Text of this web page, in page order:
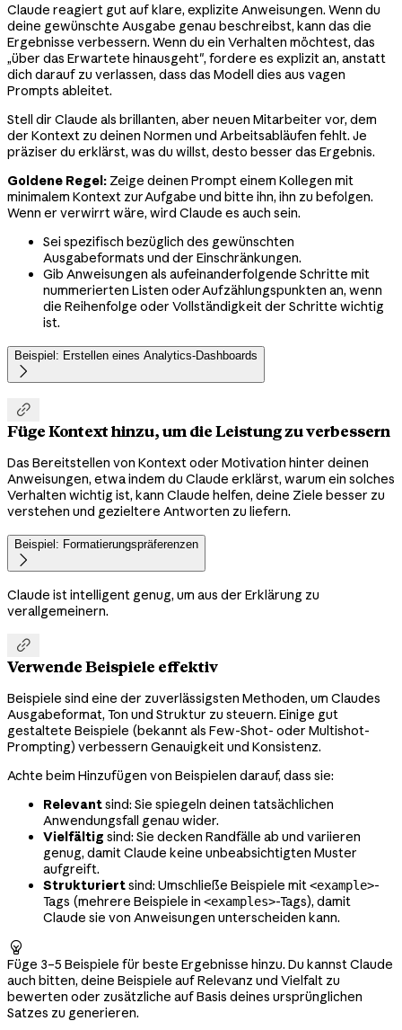
Claude reagiert gut auf klare, explizite Anweisungen. Wenn du
deine gewünschte Ausgabe genau beschreibst, kann das die
Ergebnisse verbessern. Wenn du ein Verhalten möchtest, das
„über das Erwartete hinausgeht", fordere es explizit an, anstatt
dich darauf zu verlassen, dass das Modell dies aus vagen
Prompts ableitet.
Stell dir Claude als brillanten, aber neuen Mitarbeiter vor, dem
der Kontext zu deinen Normen und Arbeitsabläufen fehlt. Je
präziser du erklärst, was du willst, desto besser das Ergebnis.
Goldene Regel: Zeige deinen Prompt einem Kollegen mit
minimalem Kontext zur Aufgabe und bitte ihn, ihn zu befolgen.
Wenn er verwirrt wäre, wird Claude es auch sein.
Sei spezifisch bezüglich des gewünschten
Ausgabeformats und der Einschränkungen.
Gib Anweisungen als aufeinanderfolgende Schritte mit
nummerierten Listen oder Aufzählungspunkten an, wenn
die Reihenfolge oder Vollständigkeit der Schritte wichtig
ist.
Beispiel: Erstellen eines Analytics-Dashboards


Füge Kontext hinzu, um die Leistung zu verbessern
Das Bereitstellen von Kontext oder Motivation hinter deinen
Anweisungen, etwa indem du Claude erklärst, warum ein solches
Verhalten wichtig ist, kann Claude helfen, deine Ziele besser zu
verstehen und gezieltere Antworten zu liefern.
Beispiel: Formatierungspräferenzen

Claude ist intelligent genug, um aus der Erklärung zu
verallgemeinern.

Verwende Beispiele effektiv
Beispiele sind eine der zuverlässigsten Methoden, um Claudes
Ausgabeformat, Ton und Struktur zu steuern. Einige gut
gestaltete Beispiele (bekannt als Few-Shot- oder Multishot-
Prompting) verbessern Genauigkeit und Konsistenz.
Achte beim Hinzufügen von Beispielen darauf, dass sie:
Relevantsind: Sie spiegeln deinen tatsächlichen
Anwendungsfall genau wider.
Vielfältig sind: Sie decken Randfälle ab und variieren
genug, damit Claude keine unbeabsichtigten Muster
aufgreift.
Strukturiertsind: Umschließe Beispiele mit<example>-
Tags (mehrere Beispiele in <examples>-Tags), damit
Claude sie von Anweisungen unterscheiden kann.

Füge 3–5 Beispiele für beste Ergebnisse hinzu. Du kannst Claude
auch bitten, deine Beispiele auf Relevanz und Vielfalt zu
bewerten oder zusätzliche auf Basis deines ursprünglichen
Satzes zu generieren.